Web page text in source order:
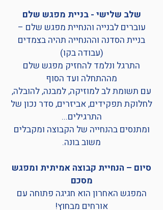
שלב שלישי - בניית מפגש שלם
עוברים לבנייה והנחיית מפגש שלם –
בניית הסדנה וההנחייה תהיה בצמדים
(עבודה בקו)
התרגל ונלמד להחזיק מפגש שלם
מההתחלה ועד הסוף
עם תשומת לב למוזיקה, למבנה, להובלה,
לחלוקת תפקידים, אביזרים, סדר נכון של
התרגילים...
ומתנסים בהנחייה של הקבוצה ומקבלים
משוב בונה.​
סיום – הנחיית קבוצה אמיתית ומפגש
מסכם
המפגש האחרון הוא חגיגה פתוחה עם
אורחים מבחוץ!